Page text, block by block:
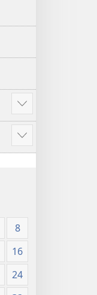
Prikaži
več
Prikaži
več
8
16
24